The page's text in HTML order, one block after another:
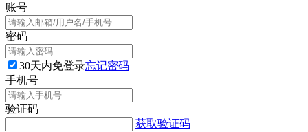
账号
密码
30天内免登录忘记密码
手机号
验证码
获取验证码